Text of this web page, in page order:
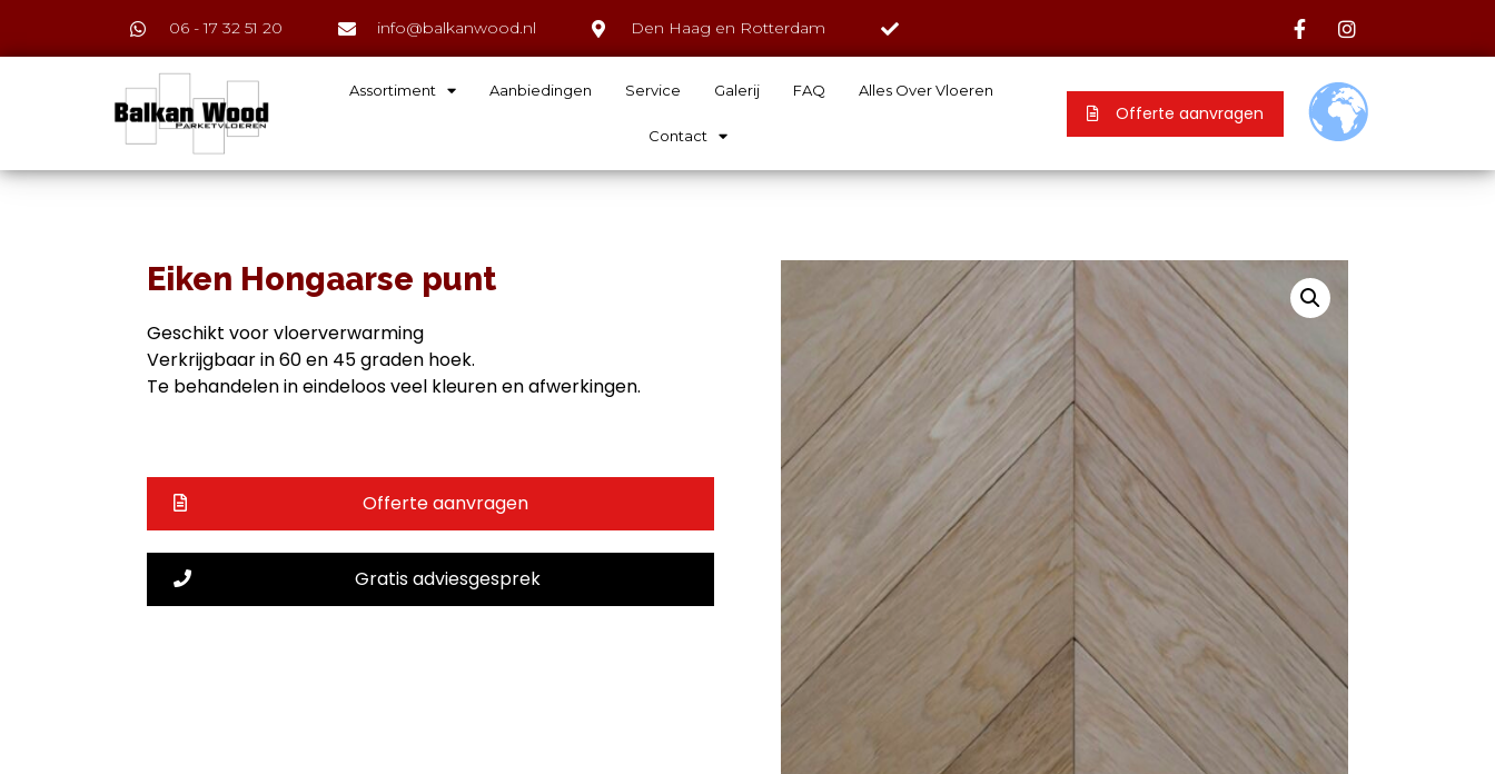
06 - 17 32 51 20 info@balkanwood.nl Den Haag en Rotterdam
Assortiment Aanbiedingen Service Galerij FAQ Alles Over Vloeren
Contact
Offerte aanvragen
Eiken Hongaarse punt
Geschikt voor vloerverwarming
Verkrijgbaar in 60 en 45 graden hoek.
Te behandelen in eindeloos veel kleuren en afwerkingen.
Offerte aanvragen
Gratis adviesgesprek